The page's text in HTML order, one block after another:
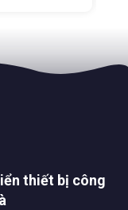
thiết bị công